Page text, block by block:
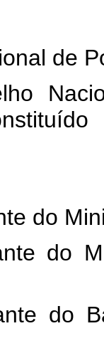
de
do
do
do